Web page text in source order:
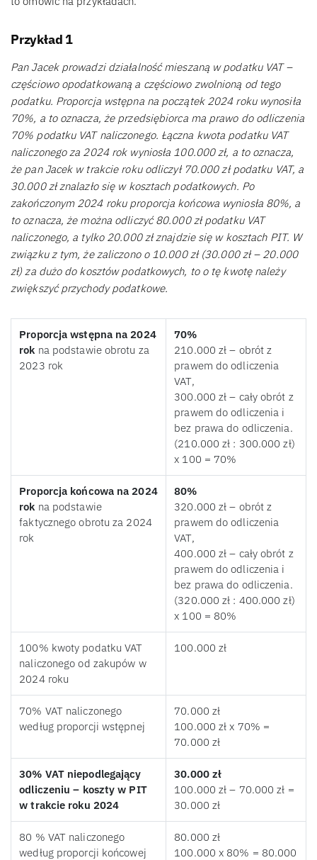
Przykład 1
Pan Jacek prowadzi działalność mieszaną w podatku VAT –
częściowo opodatkowaną a częściowo zwolnioną od tego
podatku. Proporcja wstępna na początek 2024 roku wynosiła
70%, a to oznacza, że przedsiębiorca ma prawo do odliczenia
70% podatku VAT naliczonego. Łączna kwota podatku VAT
naliczonego za 2024 rok wyniosła 100.000 zł, a to oznacza,
że pan Jacek w trakcie roku odliczył 70.000 zł podatku VAT, a
30.000 zł znalazło się w kosztach podatkowych. Po
zakończonym 2024 roku proporcja końcowa wyniosła 80%, a
to oznacza, że można odliczyć 80.000 zł podatku VAT
naliczonego, a tylko 20.000 zł znajdzie się w kosztach PIT. W
związku z tym, że zaliczono o 10.000 zł (30.000 zł – 20.000
zł) za dużo do kosztów podatkowych, to o tę kwotę należy
zwiększyć przychody podatkowe.
Proporcja wstępna na 2024
rok na podstawie obrotu za
2023 rok
70%
210.000 zł – obrót z
prawem do odliczenia
VAT,
300.000 zł – cały obrót z
prawem do odliczenia i
bez prawa do odliczenia.
(210.000 zł : 300.000 zł)
x 100 = 70%
Proporcja końcowa na 2024
rok na podstawie
faktycznego obrotu za 2024
rok
80%
320.000 zł – obrót z
prawem do odliczenia
VAT,
400.000 zł – cały obrót z
prawem do odliczenia i
bez prawa do odliczenia.
(320.000 zł : 400.000 zł)
x 100 = 80%
100% kwoty podatku VAT
naliczonego od zakupów w
2024 roku
100.000 zł
70% VAT naliczonego
według proporcji wstępnej
70.000 zł
100.000 zł x 70% =
70.000 zł
30% VAT niepodlegający
odliczeniu – koszty w PIT
w trakcie roku 2024
30.000 zł
100.000 zł – 70.000 zł =
30.000 zł
80 % VAT naliczonego
według proporcji końcowej
80.000 zł
100.000 x 80% = 80.000